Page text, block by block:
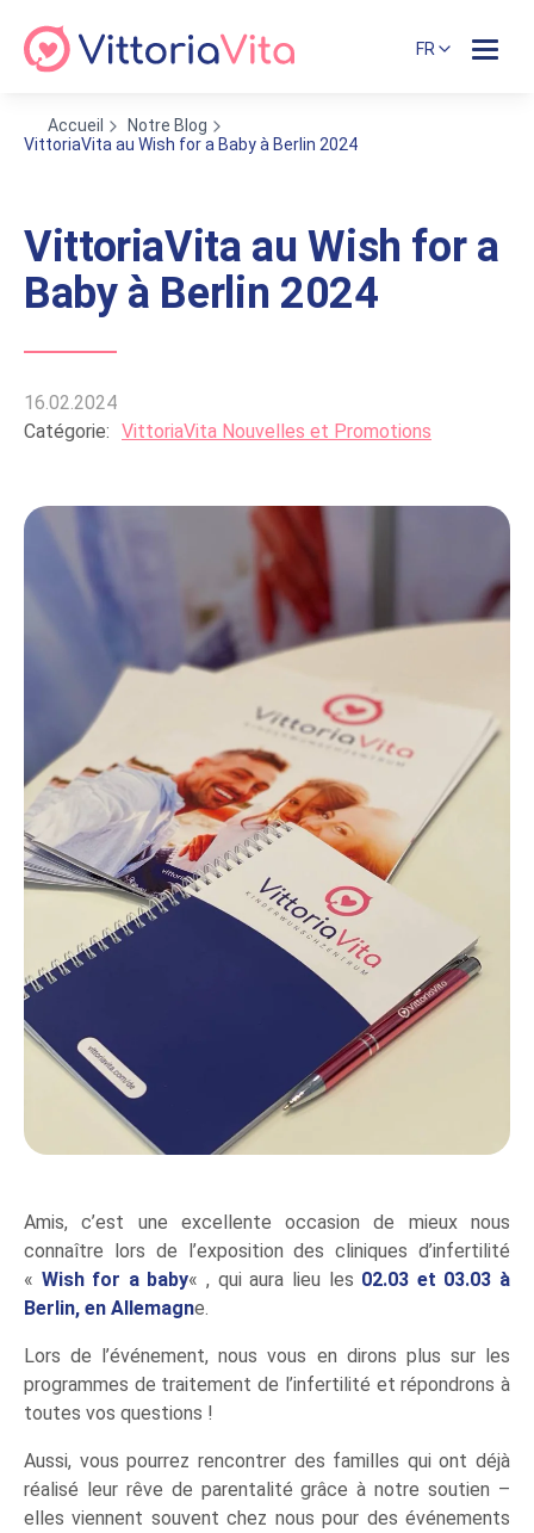
FR
Accueil
Notre Blog
VittoriaVita au Wish for a Baby à Berlin 2024
VittoriaVita au Wish for a
Baby à Berlin 2024
16.02.2024
Catégorie: VittoriaVita Nouvelles et Promotions
Amis, c’est une excellente occasion de mieux nous
connaître lors de l’exposition des cliniques d’infertilité
« Wish for a baby« , qui aura lieu les 02.03 et 03.03 à
Berlin, en Allemagne.
Lors de l’événement, nous vous en dirons plus sur les
programmes de traitement de l’infertilité et répondrons à
toutes vos questions !
Aussi, vous pourrez rencontrer des familles qui ont déjà
réalisé leur rêve de parentalité grâce à notre soutien –
elles viennent souvent chez nous pour des événements